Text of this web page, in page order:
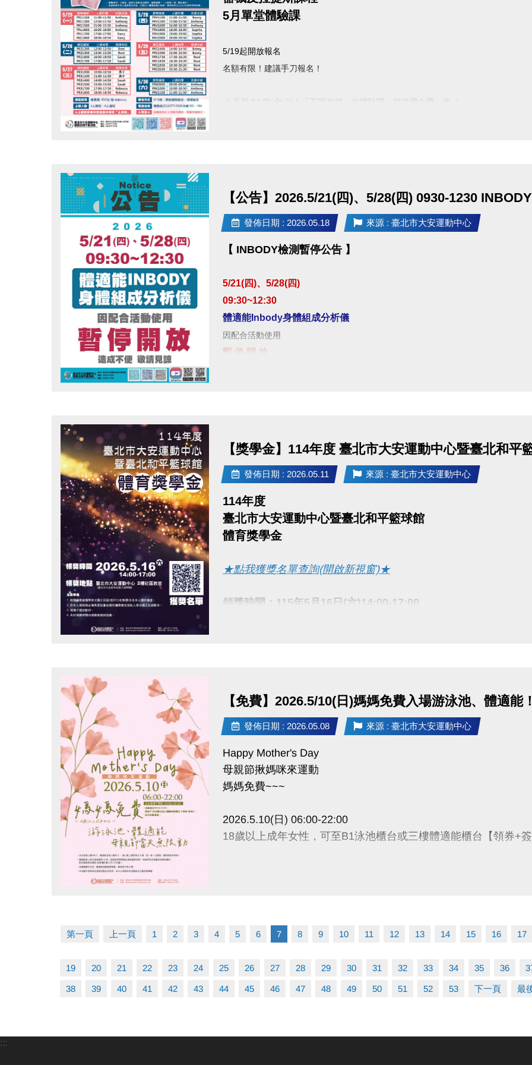
5月單堂體驗課
5/19起開放報名
名額有限！建議手刀報名！
●報名方式：現場報名、網路報名、APP報名。
▪︎網路報名請點我(開啟新視窗)
▪︎ 大安APP 長佳Sports+ APP傳送門⬇
google play 傳送門點我(另開新視窗)
●電話洽詢 (02)2396-0300 分機103、104
【公告】2026.5/21(四)、5/28(四) 0930-1230
發佈日期 : 2026.05.18 來源 : 臺北市大安運動中心
【 INBODY檢測暫停公告 】
5/21(四)、5/28(四)
09:30~12:30
體適能Inbody身體組成分析儀
因配合活動使用
暫 停 開 放
【獎學金】114年度 臺北市大安運動中心暨臺北和平
發佈日期 : 2026.05.11 來源 : 臺北市大安運動中心
114年度
臺北市大安運動中心暨臺北和平籃球館
體育獎學金
★點我獲獎名單查詢(開啟新視窗)★
領獎時間：115年5月16日(六)14:00-17:00
4. 未於領獎時間內領獎者視同放棄。
【免費】2026.5/10(日)媽媽免費入場游泳池、體適能！
發佈日期 : 2026.05.08 來源 : 臺北市大安運動中心
Happy Mother's Day
母親節揪媽咪來運動
媽媽免費~~~
2026.5.10(日) 06:00-22:00
18歲以上成年女性，可至B1泳池櫃台或三樓體適能櫃台【領券+簽
• 泳池容留人數250人，體適能容留人數80人， 達人數上限即停
• 體適能每人每次進場限時1小時，超過使用時間請出場後重新
• 本活動不得與其他優惠活動合併使用，本中心保留所有活動辦法
第一頁 上一頁 1 2 3 4 5 6 7 8 9 10 11 12 13 14 15 16
17
19 20 21 22 23 24 25 26 27 28 29 30 31 32 33 34 35 36
38 39 40 41 42 43 44 45 46 47 48 49 50 51 52 53 下一頁 最
:::